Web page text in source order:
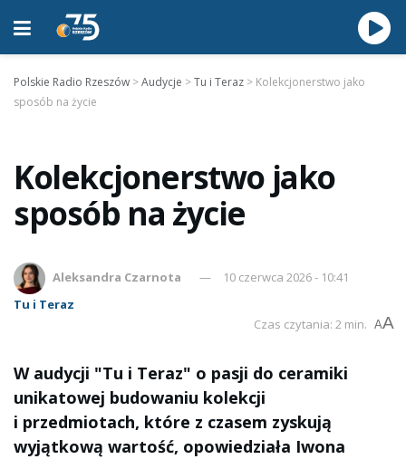
Polskie Radio Rzeszów >Audycje >Tu i Teraz > Kolekcjonerstwo jako
sposób na życie
Kolekcjonerstwo jako
sposób na życie
Aleksandra Czarnota
10 czerwca 2026 - 10:41
Tu i Teraz
Czas czytania: 2 min. AA
W audycji "Tu i Teraz" o pasji do ceramiki
unikatowej budowaniu kolekcji
i przedmiotach, które z czasem zyskują
wyjątkową wartość, opowiedziała Iwona